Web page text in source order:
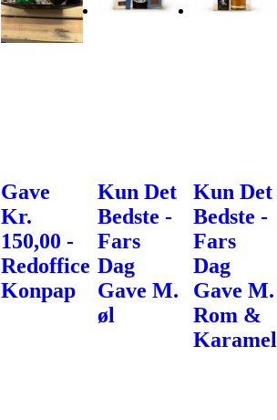
Gave
Kr.
150,00 -
Redoffice
Konpap
Kun Det
Bedste -
Fars
Dag
Gave M.
øl
Kun Det
Bedste -
Fars
Dag
Gave M.
Rom &